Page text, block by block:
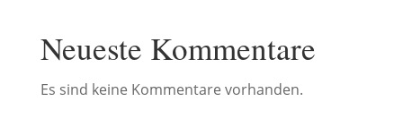
Neueste Kommentare
Es sind keine Kommentare vorhanden.